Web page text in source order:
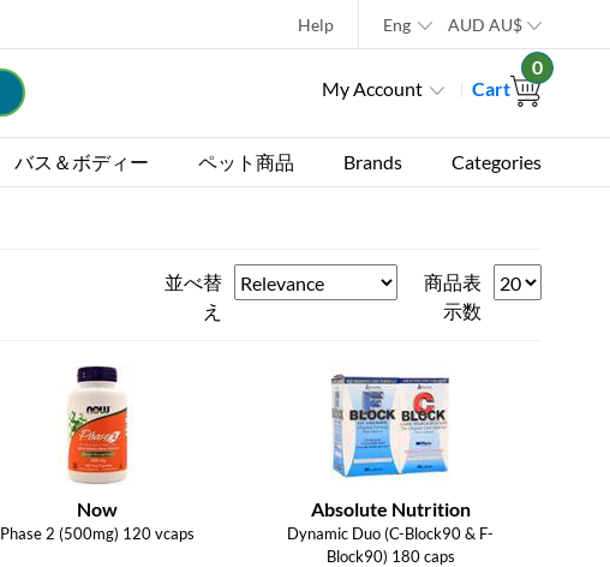
Help Eng AUD AU$
My Account Cart
0
バス＆ボディー ペット商品 Brands Categories
並べ替
え
商品表
示数
Now
Phase 2 (500mg) 120 vcaps
Absolute Nutrition
Dynamic Duo (C-Block90 & F-
Block90) 180 caps